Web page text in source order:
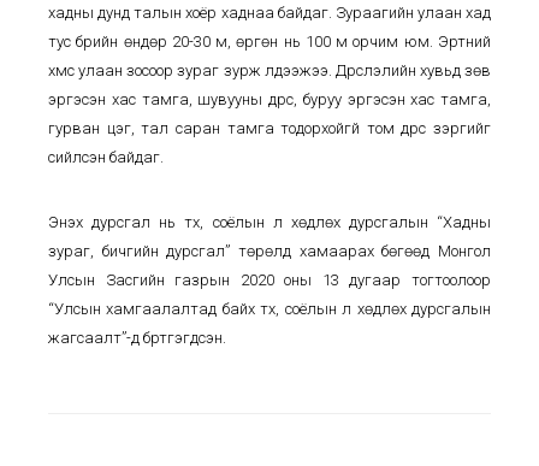
хадны дунд талын хоёр хаднаа байдаг. Зураагийн улаан хад
тус бүрийн өндөр 20-30 м, өргөн нь 100 м орчим юм. Эртний
хүмүүс улаан зосоор зураг зурж үлдээжээ. Дүрслэлийн хувьд зөв
эргэсэн хас тамга, шувууны дүрс, буруу эргэсэн хас тамга,
гурван цэг, тал саран тамга тодорхойгүй том дүрс зэргийг
сийлсэн байдаг.
Энэхүү дурсгал нь түүх, соёлын үл хөдлөх дурсгалын “Хадны
зураг, бичгийн дурсгал” төрөлд хамаарах бөгөөд Монгол
Улсын Засгийн газрын 2020 оны 13 дугаар тогтоолоор
“Улсын хамгаалалтад байх түүх, соёлын үл хөдлөх дурсгалын
жагсаалт”-д бүртгэгдсэн.